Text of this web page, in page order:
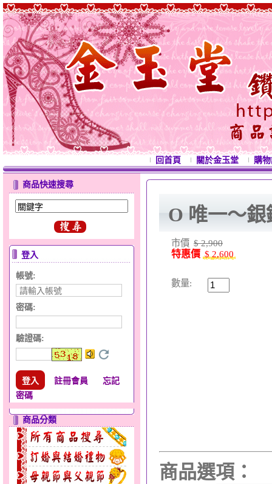
回首頁 關於金玉堂 購
商品快速搜尋
登入
帳號:
密碼:
驗證碼:
註冊會員
忘記
密碼
商品分類
O 唯一～銀
市價 $ 2,900
特惠價 $ 2,600
數量:
商品選項：